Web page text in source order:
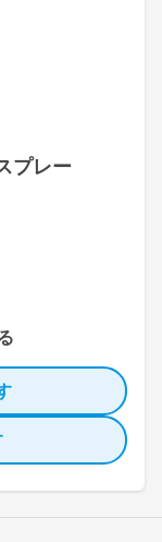
プレー